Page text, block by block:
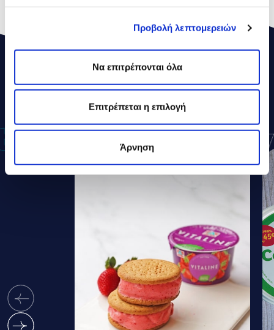
Προβολή λεπτομερειών
Να επιτρέπονται όλα
Επιτρέπεται η επιλογή
Άρνηση
ΔΕΛΤΑΣΥΝΤΑΓΕΣ